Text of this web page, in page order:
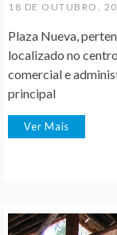
18 DE OUTUBRO,
Plaza Nueva,
localizado no
comercial e
principal
Ver Mais